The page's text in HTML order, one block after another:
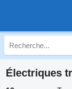
Électriques